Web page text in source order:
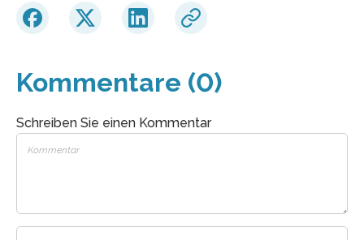
Kommentare (0)
Schreiben Sie einen Kommentar